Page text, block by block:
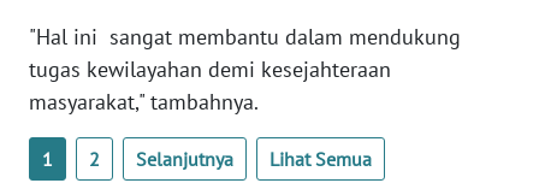
"Hal ini sangat membantu dalam mendukung
tugas kewilayahan demi kesejahteraan
masyarakat," tambahnya.
1 2 Selanjutnya Lihat Semua
WN
LAMPUNG
WN
JATENG